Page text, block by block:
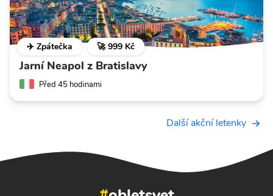
✈️ Zpátečka 🚀 999 Kč
Jarní Neapol z Bratislavy
Před 45 hodinami
Další akční letenky